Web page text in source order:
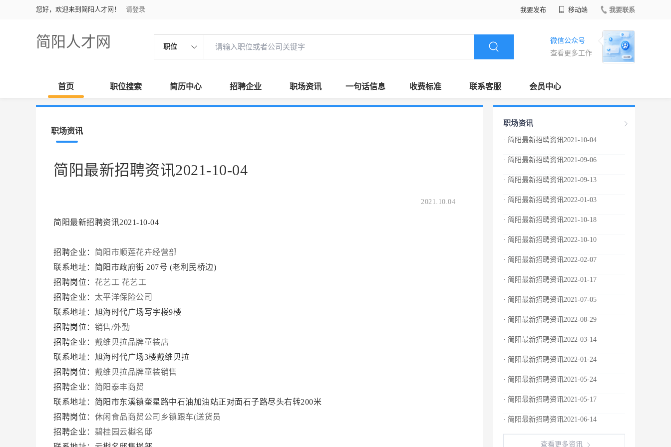
您好，欢迎来到简阳人才网！ 请登录 我要发布 移动端 我要联系
简阳人才网 职位
微信公众号
查看更多工作
首页 职位搜索 简历中心 招聘企业 职场资讯 一句话信息 收费标准 联系客服 会员中心
职场资讯
简阳最新招聘资讯2021-10-04
2021.10.04
简阳最新招聘资讯2021-10-04
招聘企业： 简阳市顺莲花卉经营部
联系地址：简阳市政府街 207号 (老利民桥边)
招聘岗位： 花艺工 花艺工
招聘企业： 太平洋保险公司
联系地址：旭海时代广场写字楼9楼
招聘岗位： 销售/外勤
招聘企业： 戴维贝拉品牌童装店
联系地址：旭海时代广场3楼戴维贝拉
招聘岗位： 戴维贝拉品牌童装销售
招聘企业： 简阳泰丰商贸
联系地址：简阳市东溪镇奎星路中石油加油站正对面石子路尽头右转200米
招聘岗位： 休闲食品商贸公司乡镇跟车(送货员
招聘企业： 碧桂园云樾名邸
职场资讯
· 简阳最新招聘资讯2021-10-04
· 简阳最新招聘资讯2021-09-06
· 简阳最新招聘资讯2021-09-13
· 简阳最新招聘资讯2022-01-03
· 简阳最新招聘资讯2021-10-18
· 简阳最新招聘资讯2022-10-10
· 简阳最新招聘资讯2022-02-07
· 简阳最新招聘资讯2022-01-17
· 简阳最新招聘资讯2021-07-05
· 简阳最新招聘资讯2022-08-29
· 简阳最新招聘资讯2022-03-14
· 简阳最新招聘资讯2022-01-24
· 简阳最新招聘资讯2021-05-24
· 简阳最新招聘资讯2021-05-17
· 简阳最新招聘资讯2021-06-14
查看更多资讯